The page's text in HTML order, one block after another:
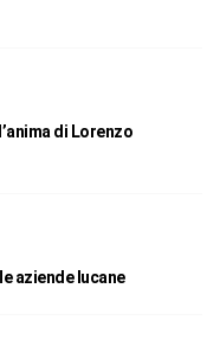
di Lorenzo
aziende lucane